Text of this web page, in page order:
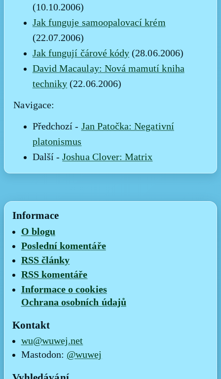
(10.10.2006)
Jak funguje samoopalovací krém
(22.07.2006)
Jak fungují čárové kódy (28.06.2006)
David Macaulay: Nová mamutí kniha
techniky (22.06.2006)
Navigace:
Předchozí - Jan Patočka: Negativní
platonismus
Další -Joshua Clover: Matrix
Informace
O blogu
Poslední komentáře
RSS články
RSS komentáře
Informace o cookies
Ochrana osobních údajů
Kontakt
wu@wuwej.net
Mastodon: @wuwej